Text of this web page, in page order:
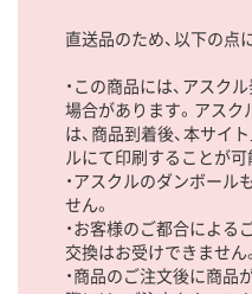
直送品のため、以下の点
・この商品には、アスク
場合があります。アス
は、商品到着後、本サイ
ルにて印刷することが可
・アスクルのダンボー
せん。
・お客様のご都合による
交換はお受けできません。
・商品のご注文後に商